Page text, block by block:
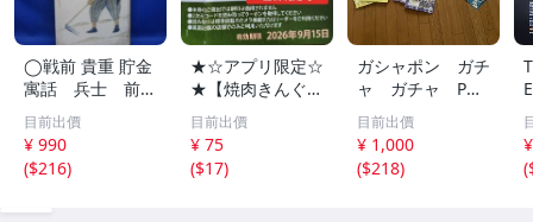
◯戦前 貴重 貯金
寓話 兵士 前
線 昭和１４年
非売品 貯金局 古
い 昭和 レトロ ア
ンティーク ヴィ
目前出價
¥ 990
($216)
★☆アプリ限定☆
★【焼肉きんぐ】
平日いつでもクー
ポン 10%割引券
9月15日まで Pay
Pay・クレカ決済
目前出價
¥ 75
($17)
ガシャポン ガチ
ャ ガチャ POP
ポップ 台紙
非売品 まとめ
て アンパンマ
ン ポケモン ガ
目前出價
¥ 1,000
($218)
(